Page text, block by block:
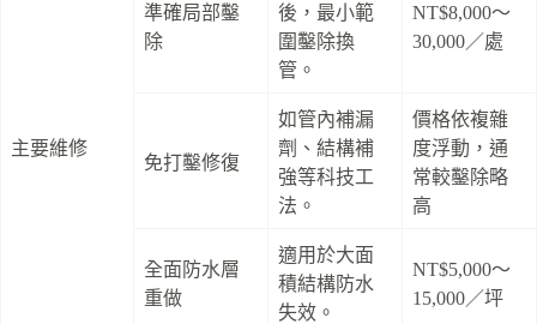
主要維修
準確局部鑿
除
後，最小範
圍鑿除換
管。
NT$8,000～
30,000／處
免打鑿修復
如管內補漏
劑、結構補
強等科技工
法。
價格依複雜
度浮動，通
常較鑿除略
高
全面防水層
重做
適用於大面
積結構防水
失效。
NT$5,000～
15,000／坪